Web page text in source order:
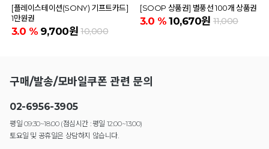
[플레이스테이션(SONY) 기프트카드]
1만원권
3.0 % 9,700원 10,000
[SOOP 상품권] 별풍선 100개 상품권
3.0 % 10,670원 11,000
구매/발송/모바일쿠폰 관련 문의
02-6956-3905
평일 09:30~18:00 (점심시간 : 평일 12:00~13:00)
토요일 및 공휴일은 상담하지 않습니다.